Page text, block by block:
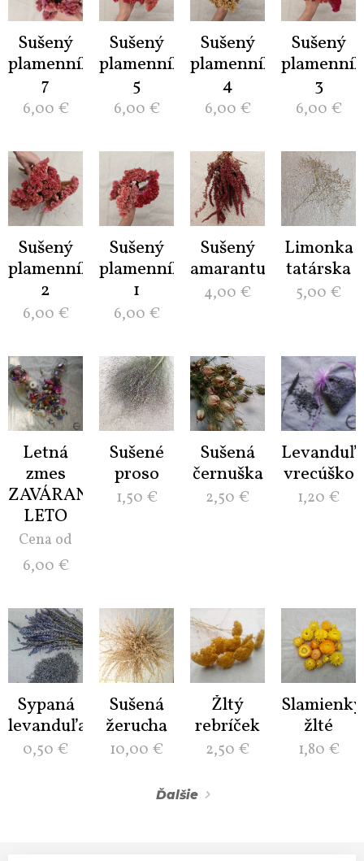
Sušený
plamenník
7
6,00 €
Sušený
plamenník
5
6,00 €
Sušený
plamenník
4
6,00 €
Sušený
plamenník
3
6,00 €
Sušený
plamenník
2
6,00 €
Sušený
plamenník
1
6,00 €
Sušený
amarantus
4,00 €
Limonka
tatárska
5,00 €
Letná
zmes
ZAVÁRANÉ
LETO
Cena od
6,00 €
Sušené
proso
1,50 €
Sušená
černuška
2,50 €
vrecúško
1,20 €
Sypaná
levanduľa
0,50 €
Sušená
žerucha
10,00 €
Žltý
rebríček
2,50 €
Slamienky
žlté
1,80 €
Ďalšie